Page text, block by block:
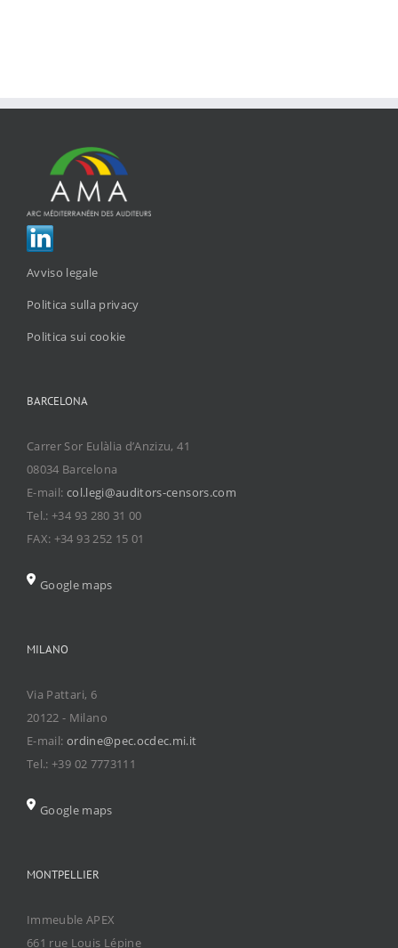
Avviso legale
Politica sulla privacy
Politica sui cookie
BARCELONA
Carrer Sor Eulàlia d’Anzizu, 41
08034 Barcelona
E-mail: col.legi@auditors-censors.com
Tel.: +34 93 280 31 00
FAX: +34 93 252 15 01
Google maps
MILANO
Via Pattari, 6
20122 - Milano
E-mail: ordine@pec.ocdec.mi.it
Tel.: +39 02 7773111
Google maps
MONTPELLIER
Immeuble APEX
661 rue Louis Lépine